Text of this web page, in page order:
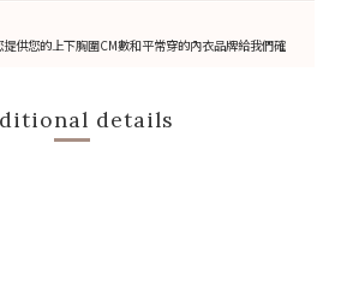
供您的上下胸圍CM數和平常穿的內衣品牌給我們確
details